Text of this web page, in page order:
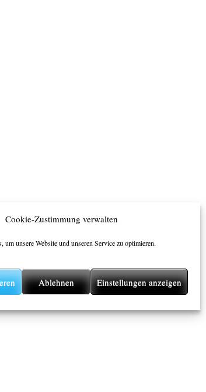
Cookie-Zustimmung verwalten
um unsere Website und unseren Service zu optimieren.
Ablehnen Einstellungen anzeigen